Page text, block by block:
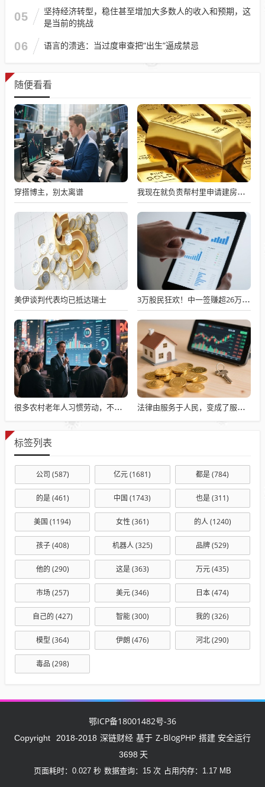
05
坚持经济转型，稳住甚至增加大多数人的收入和预期，这
是当前的挑战
06 语言的溃逃：当过度审查把“出生”逼成禁忌
随便看看
穿搭博主，别太离谱 我现在就负责帮村里申请建房的工作，现在村里不是盖不起，是没地没指标！
美伊谈判代表均已抵达瑞士 3万股民狂欢！中一签赚超26万元！摩尔线程暴涨超468%！
很多农村老年人习惯劳动，不劳动就会闲出病来 法律由服务于人民，变成了服务于法学届
标签列表
公司 (587) 亿元(1681) 都是(784)
的是(461) 中国 (1743) 也是(311)
美国 (1194) 女性 (361) 的人(1240)
孩子(408) 机器人(325) 品牌(529)
他的 (290) 这是(363) 万元(435)
市场(257) 美元(346) 日本(474)
自己的 (427) 智能(300) 我的 (326)
模型 (364) 伊朗 (476) 河北(290)
毒品 (298)
鄂ICP备18001482号-36
Copyright 2018-2018 深链财经 基于 Z-BlogPHP 搭建 安全运行
3698 天
页面耗时：0.027 秒 数据查询：15 次 占用内存：1.17 MB